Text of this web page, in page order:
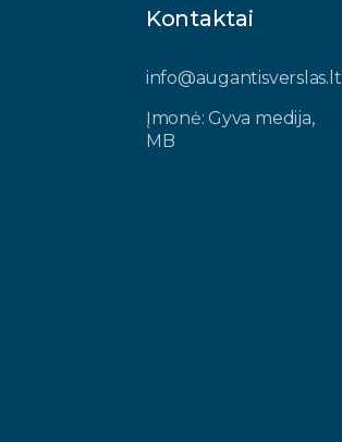
Kontaktai
info@augantisverslas.lt​
Įmonė: Gyva medija,
MB​